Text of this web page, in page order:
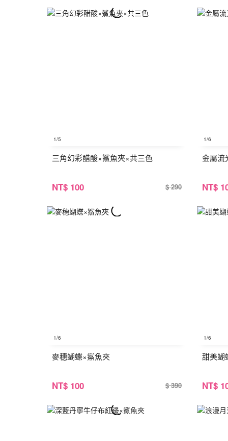
1/5
三角幻彩醋酸×鯊魚夾×共三色
NT$ 100 $ 290
1/6
金屬流
NT$
1/6
麥穗蝴蝶×鯊魚夾
NT$ 100 $ 390
1/6
甜美蝴
NT$